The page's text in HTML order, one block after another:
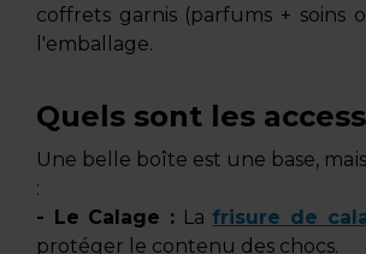
coffrets garnis (parfums +
l'emballage.
Quels sont les
Une belle boîte est une base,
:
- Le Calage :Lafrisure de
protéger le contenu des chocs.